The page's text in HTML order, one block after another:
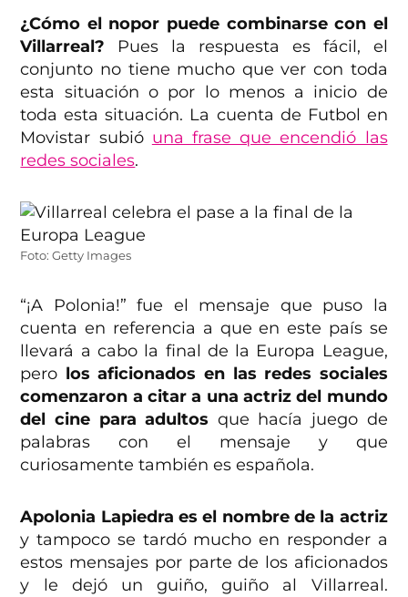
¿Cómo el nopor puede combinarse con el
Villarreal? Pues la respuesta es fácil, el
conjunto no tiene mucho que ver con toda
esta situación o por lo menos a inicio de
toda esta situación. La cuenta de Futbol en
Movistar subió una frase que encendió las
redes sociales.
Foto: Getty Images
“¡A Polonia!” fue el mensaje que puso la
cuenta en referencia a que en este país se
llevará a cabo la final de la Europa League,
pero los aficionados en las redes sociales
comenzaron a citar a una actriz del mundo
del cine para adultos que hacía juego de
palabras con el mensaje y que
curiosamente también es española.
Apolonia Lapiedra es el nombre de la actriz
y tampoco se tardó mucho en responder a
estos mensajes por parte de los aficionados
y le dejó un guiño, guiño al Villarreal.